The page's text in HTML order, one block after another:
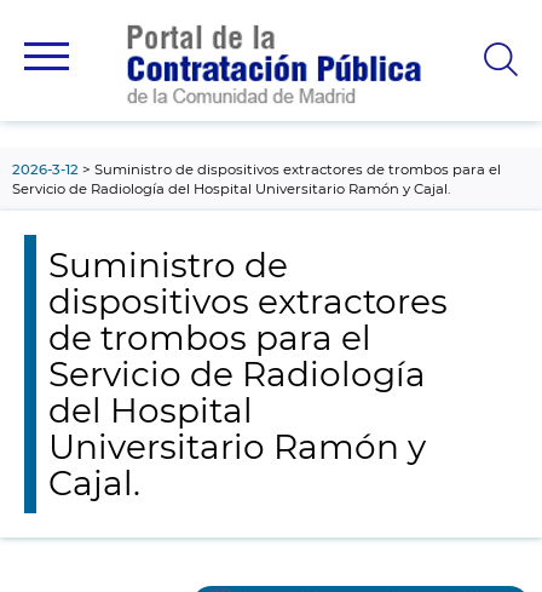
principal
2026-3-12
Suministro de dispositivos extractores de trombos para el
Servicio de Radiología del Hospital Universitario Ramón y Cajal.
Suministro de
dispositivos extractores
de trombos para el
Servicio de Radiología
del Hospital
Universitario Ramón y
Cajal.